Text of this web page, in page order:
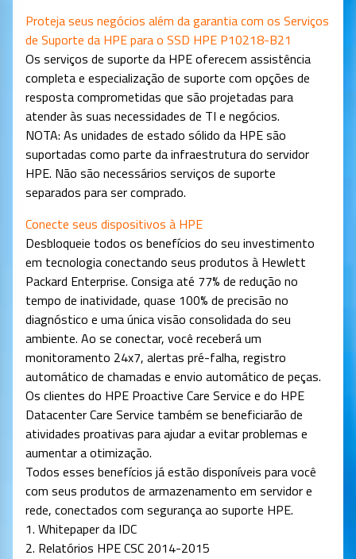
Proteja seus negócios além da garantia com os Serviços
de Suporte da HPE para o SSD HPE P10218-B21
Os serviços de suporte da HPE oferecem assistência
completa e especialização de suporte com opções de
resposta comprometidas que são projetadas para
atender às suas necessidades de TI e negócios.
NOTA: As unidades de estado sólido da HPE são
suportadas como parte da infraestrutura do servidor
HPE. Não são necessários serviços de suporte
separados para ser comprado.
Conecte seus dispositivos à HPE
Desbloqueie todos os benefícios do seu investimento
em tecnologia conectando seus produtos à Hewlett
Packard Enterprise. Consiga até 77% de redução no
tempo de inatividade, quase 100% de precisão no
diagnóstico e uma única visão consolidada do seu
ambiente. Ao se conectar, você receberá um
monitoramento 24x7, alertas pré-falha, registro
automático de chamadas e envio automático de peças.
Os clientes do HPE Proactive Care Service e do HPE
Datacenter Care Service também se beneficiarão de
atividades proativas para ajudar a evitar problemas e
aumentar a otimização.
Todos esses benefícios já estão disponíveis para você
com seus produtos de armazenamento em servidor e
rede, conectados com segurança ao suporte HPE.
1. Whitepaper da IDC
2. Relatórios HPE CSC 2014-2015